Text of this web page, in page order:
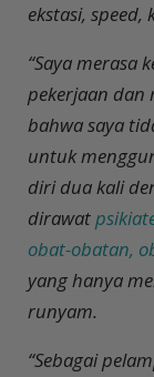
ekstasi, speed,
“Saya merasa
pekerjaan dan
bahwa saya
untuk
diri dua kali
dirawat
obat-obatan,
yang hanya
runyam.
“Sebagai